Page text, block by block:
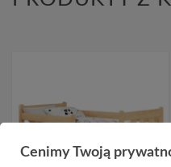
Cenimy Twoją